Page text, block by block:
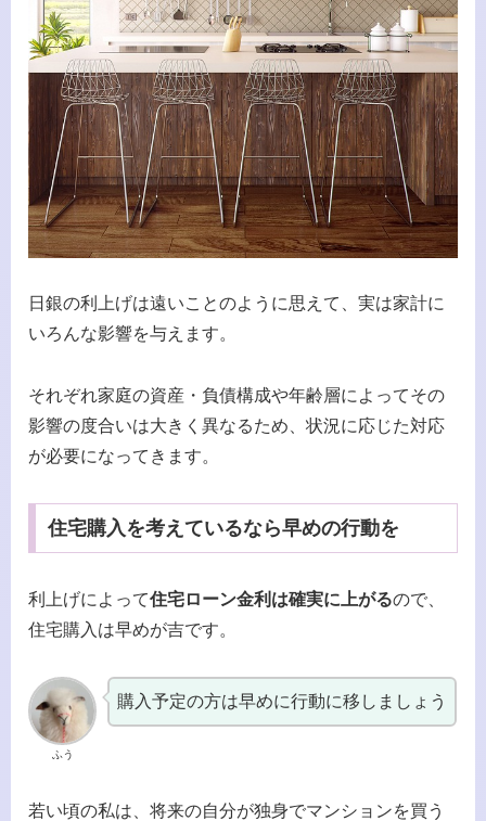
日銀の利上げは遠いことのように思えて、実は家計に
いろんな影響を与えます。
それぞれ家庭の資産・負債構成や年齢層によってその
影響の度合いは大きく異なるため、状況に応じた対応
が必要になってきます。
住宅購入を考えているなら早めの行動を
利上げによって住宅ローン金利は確実に上がるので、
住宅購入は早めが吉です。
ふう
購入予定の方は早めに行動に移しましょう
若い頃の私は、将来の自分が独身でマンションを買う